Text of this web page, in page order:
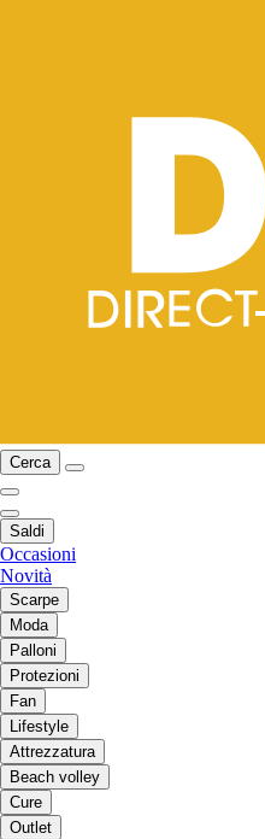
Cerca
Saldi
Occasioni
Novità
Scarpe
Moda
Palloni
Protezioni
Fan
Lifestyle
Attrezzatura
Beach volley
Cure
Outlet